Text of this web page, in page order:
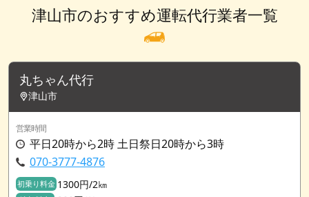
津山市のおすすめ運転代行業者一覧
丸ちゃん代行
津山市
営業時間
平日20時から2時 土日祭日20時から3時
070-3777-4876
初乗り料金 1300円/2㎞